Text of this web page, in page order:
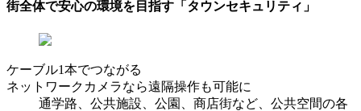
街全体で安心の環境を目指す「タウンセキュリティ」
ケーブル1本でつながる
ネットワークカメラなら遠隔操作も可能に
通学路、公共施設、公園、商店街など、公共空間の各